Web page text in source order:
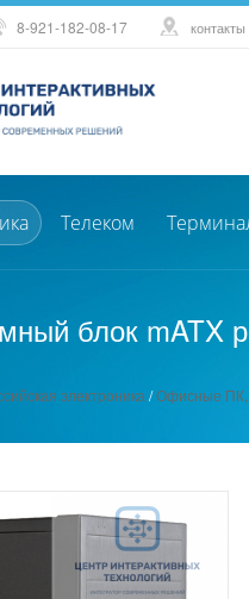
8-921-182-08-17 контакты
Телеком
блок mATX
электроника /Офисные ПК,